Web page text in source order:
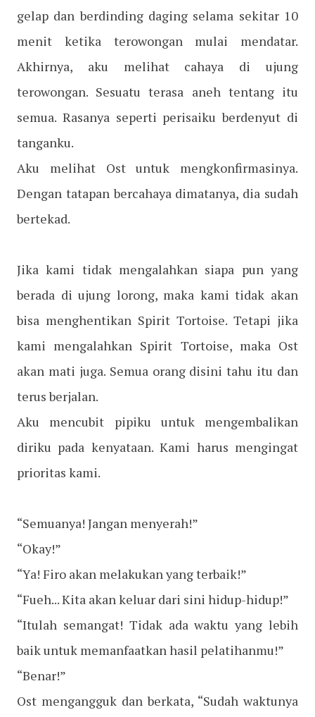
gelap dan berdinding daging selama sekitar 10
menit ketika terowongan mulai mendatar.
Akhirnya, aku melihat cahaya di ujung
terowongan. Sesuatu terasa aneh tentang itu
semua. Rasanya seperti perisaiku berdenyut di
tanganku.
Aku melihat Ost untuk mengkonfirmasinya.
Dengan tatapan bercahaya dimatanya, dia sudah
bertekad.
Jika kami tidak mengalahkan siapa pun yang
berada di ujung lorong, maka kami tidak akan
bisa menghentikan Spirit Tortoise. Tetapi jika
kami mengalahkan Spirit Tortoise, maka Ost
akan mati juga. Semua orang disini tahu itu dan
terus berjalan.
Aku mencubit pipiku untuk mengembalikan
diriku pada kenyataan. Kami harus mengingat
prioritas kami.
“Semuanya! Jangan menyerah!”
“Okay!”
“Ya! Firo akan melakukan yang terbaik!”
“Fueh... Kita akan keluar dari sini hidup-hidup!”
“Itulah semangat! Tidak ada waktu yang lebih
baik untuk memanfaatkan hasil pelatihanmu!”
“Benar!”
Ost mengangguk dan berkata, “Sudah waktunya